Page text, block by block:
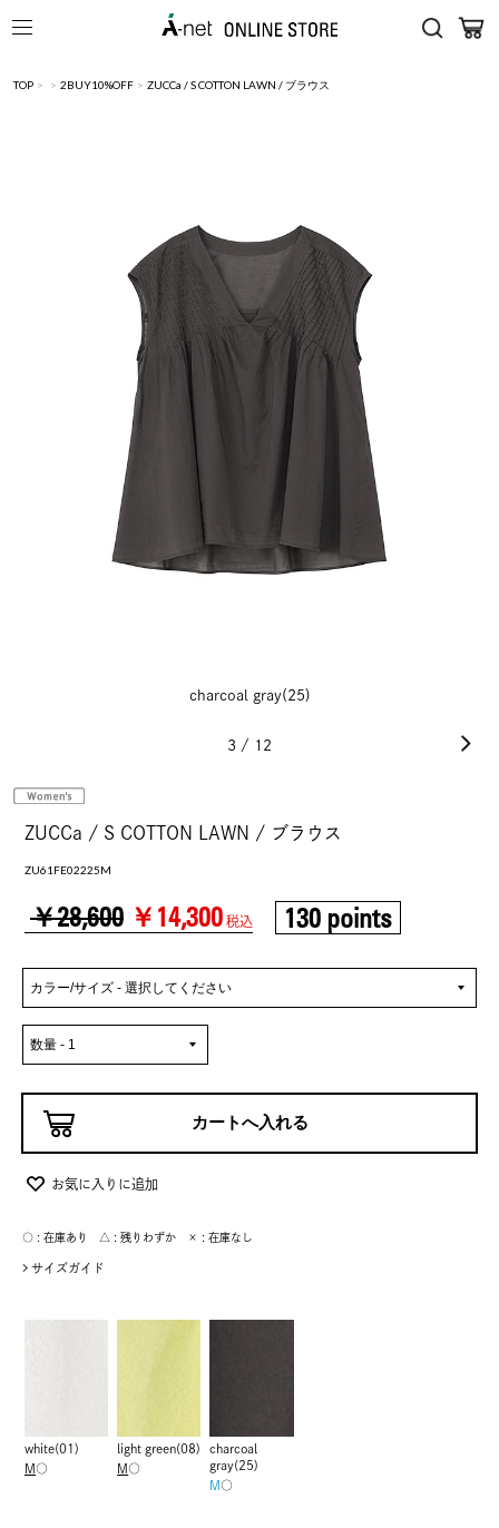
TOP > > 2BUY10%OFF > ZUCCa / S COTTON LAWN / ブラウス
charcoal gray(25)
3 / 12
ZUCCa / S COTTON LAWN / ブラウス
ZU61FE02225M
￥28,600 ￥14,300 税込 130 points
お気に入りに追加
○ : 在庫あり △ : 残りわずか × : 在庫なし
サイズガイド
white(01)
M○
light green(08)
M○
charcoal
gray(25)
M○